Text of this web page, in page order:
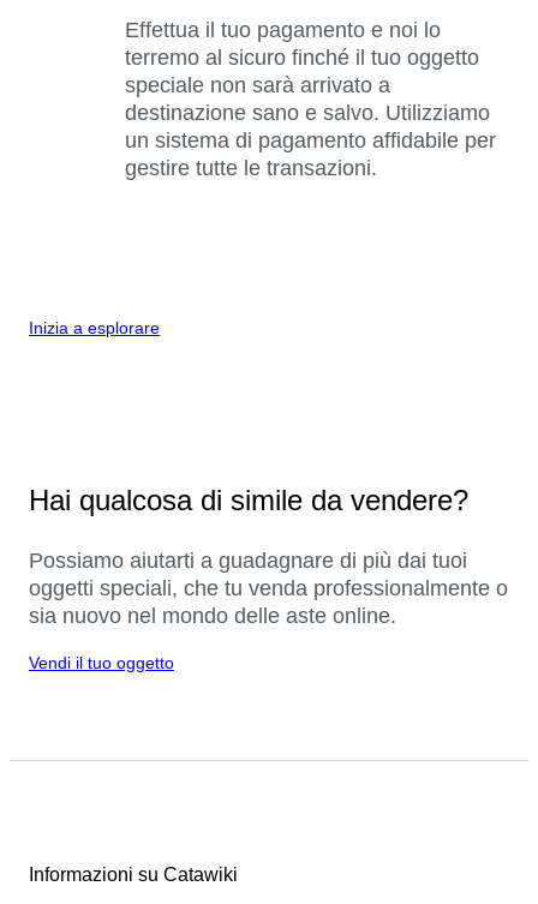
Effettua il tuo pagamento e noi lo
terremo al sicuro finché il tuo oggetto
speciale non sarà arrivato a
destinazione sano e salvo. Utilizziamo
un sistema di pagamento affidabile per
gestire tutte le transazioni.
Inizia a esplorare
Hai qualcosa di simile da vendere?
Possiamo aiutarti a guadagnare di più dai tuoi
oggetti speciali, che tu venda professionalmente o
sia nuovo nel mondo delle aste online.
Vendi il tuo oggetto
Informazioni su Catawiki